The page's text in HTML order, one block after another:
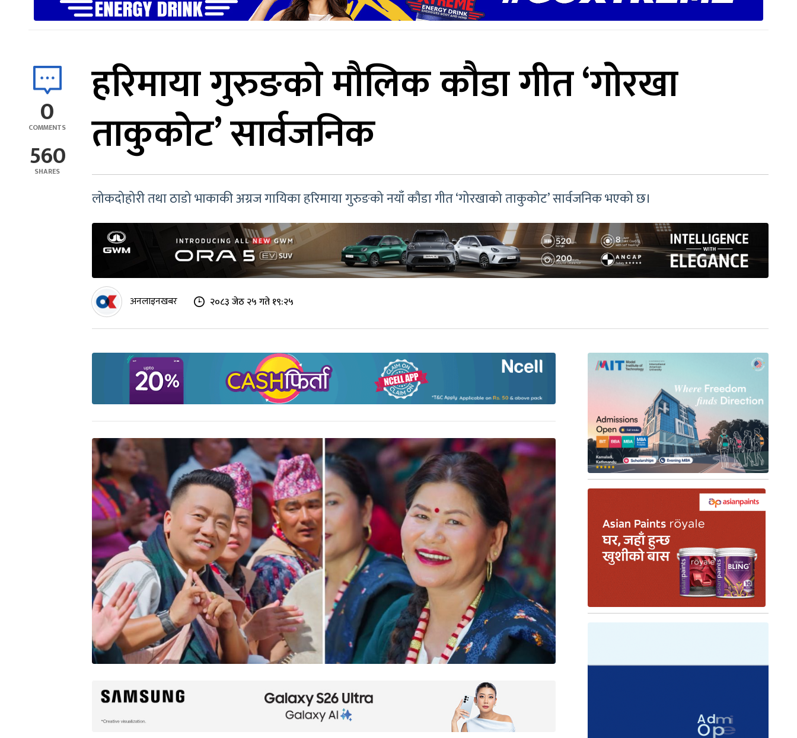
0
COMMENTS
560
SHARES
हरिमाया गुरुङको मौलिक कौडा गीत ‘गोरखा
ताकुकोट’ सार्वजनिक
लोकदोहोरी तथा ठाडो भाकाकी अग्रज गायिका हरिमाया गुरुङको नयाँ कौडा गीत ‘गोरखाको ताकुकोट’ सार्वजनिक भएको छ।
अनलाइनखबर २०८३ जेठ २५ गते १९:२५